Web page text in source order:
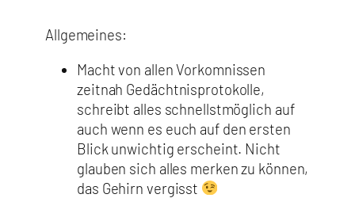
Allgemeines:
Macht von allen Vorkomnissen
zeitnah Gedächtnisprotokolle,
schreibt alles schnellstmöglich auf
auch wenn es euch auf den ersten
Blick unwichtig erscheint. Nicht
glauben sich alles merken zu können,
das Gehirn vergisst